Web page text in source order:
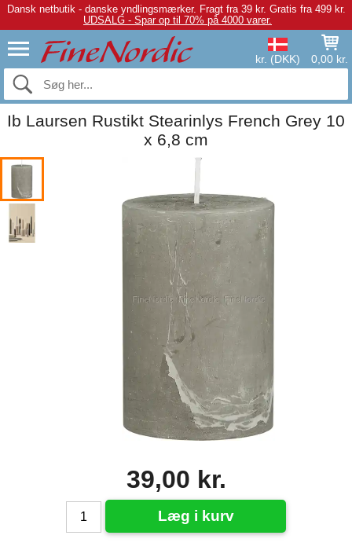
Dansk netbutik - danske yndlingsmærker. Fragt fra 39 kr. Gratis fra 499 kr.
UDSALG - Spar op til 70% på 4000 varer.
kr. (DKK) 0,00 kr.
Ib Laursen Rustikt Stearinlys French Grey 10
x 6,8 cm
39,00 kr.
Læg i kurv